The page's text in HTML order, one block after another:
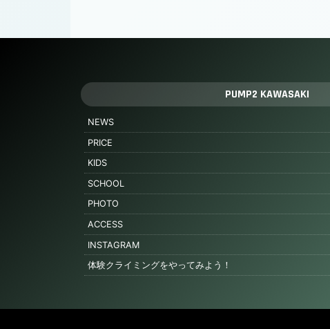
PUMP2 KAWASAKI
NEWS
PRICE
KIDS
SCHOOL
PHOTO
ACCESS
INSTAGRAM
体験クライミングをやってみよう！